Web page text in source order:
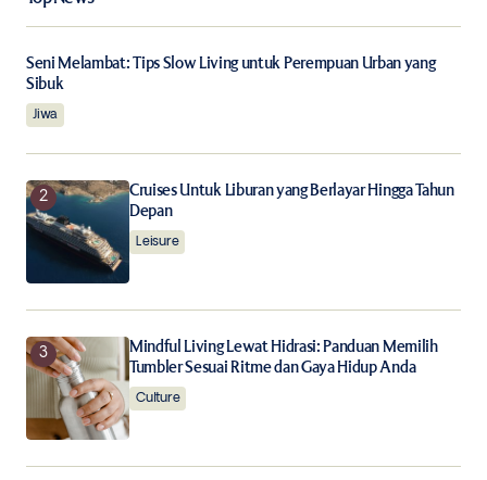
Save my name, email, and website in this browser for
Notify me of follow-up comments by email.
Notify me of new posts by email.
Submit Comment
Seni Melambat: Tips Slow Living untuk Perempuan Urban yang
Sibuk
Jiwa
Cruises Untuk Liburan yang Berlayar Hingga Tahun
Depan
Leisure
Mindful Living Lewat Hidrasi: Panduan Memilih
Tumbler Sesuai Ritme dan Gaya Hidup Anda
Culture